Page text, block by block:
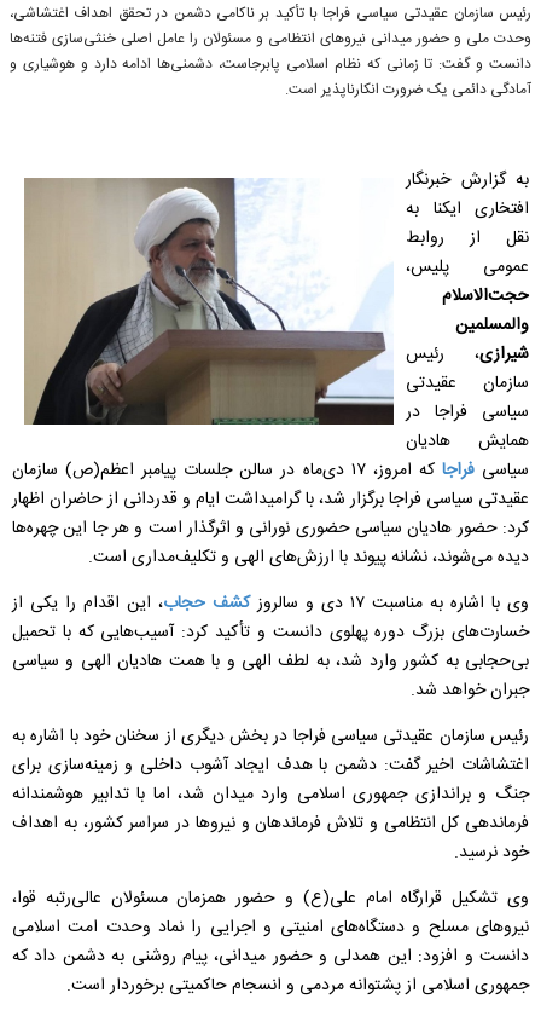
رئیس سازمان عقیدتی سیاسی فراجا با تأکید بر ناکامی دشمن در تحقق اهداف اغتشاشی،
وحدت ملی و حضور میدانی نیروهای انتظامی و مسئولان را عامل اصلی خنثی‌سازی فتنه‌ها
دانست و گفت: تا زمانی که نظام اسلامی پابرجاست، دشمنی‌ها ادامه دارد و هوشیاری و
آمادگی دائمی یک ضرورت انکارناپذیر است.
به گزارش خبرنگار
افتخاری ایکنا به
نقل از روابط
عمومی پلیس،
حجت‌الاسلام
والمسلمین
شیرازی، رئیس
سازمان عقیدتی
سیاسی فراجا در
همایش هادیان
سیاسیفراجا
که امروز، ۱۷ دی‌ماه در سالن جلسات پیامبر اعظم(ص) سازمان
عقیدتی سیاسی فراجا برگزار شد، با گرامیداشت ایام و قدردانی از حاضران اظهار
کرد: حضور هادیان سیاسی حضوری نورانی و اثرگذار است و هر جا این چهره‌ها
دیده می‌شوند، نشانه پیوند با ارزش‌های الهی و تکلیف‌مداری است.
وی با اشاره به مناسبت ۱۷ دی و سالروز
کشف حجاب، این اقدام را یکی از
خسارت‌های بزرگ دوره پهلوی دانست و تأکید کرد: آسیب‌هایی که با تحمیل
بی‌حجابی به کشور وارد شد، به لطف الهی و با همت هادیان الهی و سیاسی
جبران خواهد شد.
رئیس سازمان عقیدتی سیاسی فراجا در بخش دیگری از سخنان خود با اشاره به
اغتشاشات اخیر گفت: دشمن با هدف ایجاد آشوب داخلی و زمینه‌سازی برای
جنگ و براندازی جمهوری اسلامی وارد میدان شد، اما با تدابیر هوشمندانه
فرماندهی کل انتظامی و تلاش فرماندهان و نیروها در سراسر کشور، به اهداف
خود نرسید.
وی تشکیل قرارگاه امام علی(ع) و حضور همزمان مسئولان عالی‌رتبه قوا،
نیروهای مسلح و دستگاه‌های امنیتی و اجرایی را نماد وحدت امت اسلامی
دانست و افزود: این همدلی و حضور میدانی، پیام روشنی به دشمن داد که
جمهوری اسلامی از پشتوانه مردمی و انسجام حاکمیتی برخوردار است.